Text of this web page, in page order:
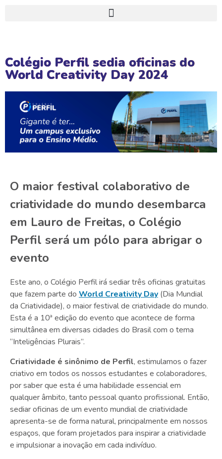
Colégio Perfil sedia oficinas do
World Creativity Day 2024
O maior festival colaborativo de
criatividade do mundo desembarca
em Lauro de Freitas, o Colégio
Perfil será um pólo para abrigar o
evento
Este ano, o Colégio Perfil irá sediar três oficinas gratuitas
que fazem parte do World Creativity Day (Dia Mundial
da Criatividade), o maior festival de criatividade do mundo.
Esta é a 10ª edição do evento que acontece de forma
simultânea em diversas cidades do Brasil com o tema
“Inteligências Plurais”.
Criatividade é sinônimo de Perfil, estimulamos o fazer
criativo em todos os nossos estudantes e colaboradores,
por saber que esta é uma habilidade essencial em
qualquer âmbito, tanto pessoal quanto profissional. Então,
sediar oficinas de um evento mundial de criatividade
apresenta-se de forma natural, principalmente em nossos
espaços, que foram projetados para inspirar a criatividade
e impulsionar a inovação em cada indivíduo.